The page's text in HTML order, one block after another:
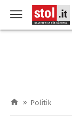
» Politik